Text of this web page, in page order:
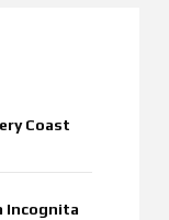
Coast
Incognita